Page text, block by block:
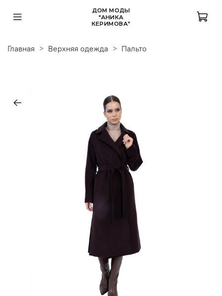
ДОМ МОДЫ
"АНИКА
КЕРИМОВА"
Главная Верхняя одежда Пальто